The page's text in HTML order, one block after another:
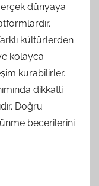
dünyaya
kültürlerden
kolayca
kurabilirler.
dikkatli
Doğru
becerilerini